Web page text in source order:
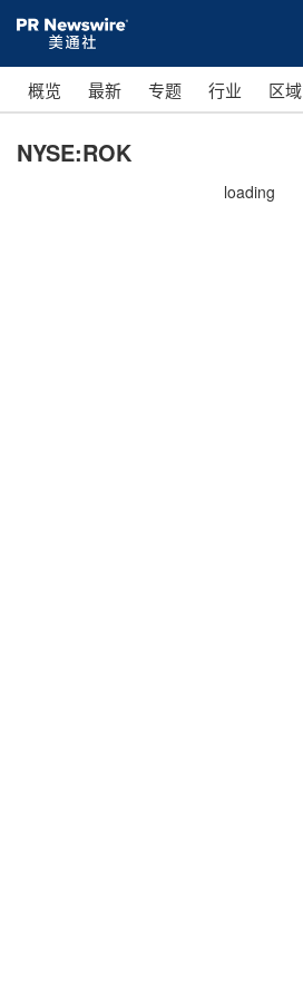
概览 最新 专题 行业 区域
NYSE:ROK
loading